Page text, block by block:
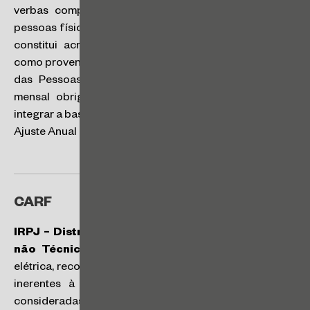
verbas compensatórias por pessoa física de outras
pessoas físicas em decorrência de acordo extrajudicial
constitui acréscimo patrimonial e, assim, qualifica-se
como proventos tributáveis pelo Imposto sobre a Renda
das Pessoas Físicas (IRPF), sujeito ao recolhimento
mensal obrigatório via carnê-leão, devendo também
integrar a base de cálculo do imposto na Declaração de
Ajuste Anual do beneficiário. (SC nº 21/2025)
CARF
IRPJ – Distribuição de Energia Elétrica – Perdas
não Técnicas
elétrica, reconhecidas ou não pela ANEEL na tarifa, são
inerentes à atividade de distribuição e devem ser
consideradas custo decorrente da operação. Sua